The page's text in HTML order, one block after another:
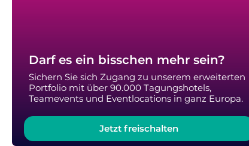
Darf es ein bisschen mehr sein?
Sichern Sie sich Zugang zu unserem erweiterten
Portfolio mit über 90.000 Tagungshotels,
Teamevents und Eventlocations in ganz Europa.
Jetzt freischalten